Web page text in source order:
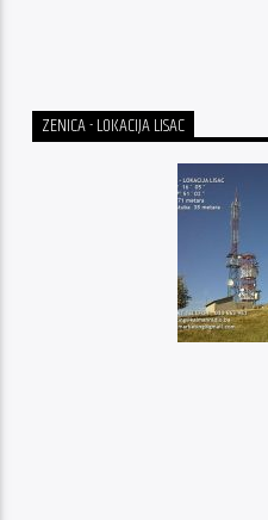
ZENICA - LOKACIJA LISAC